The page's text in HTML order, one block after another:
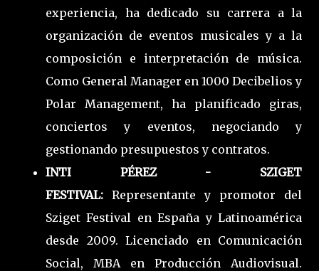
experiencia, ha dedicado su carrera a la
organización de eventos musicales y a la
composición e interpretación de música.
Como General Manager en 1000 Decibelios y
Polar Management, ha planificado giras,
conciertos y eventos, negociando y
gestionando presupuestos y contratos.
INTI PÉREZ - SZIGET
FESTIVAL: Representante y promotor del
Sziget Festival en España y Latinoamérica
desde 2009. Licenciado en Comunicación
Social, MBA en Producción Audiovisual.